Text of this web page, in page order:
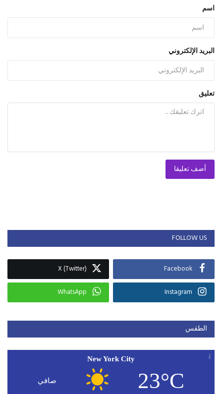
اسم
البريد الإلكتروني
تعليق
أضف تعليقا
FOLLOW US
Facebook
X (Twitter)
Instagram
WhatsApp
الطقس
New York City
23°C صافي